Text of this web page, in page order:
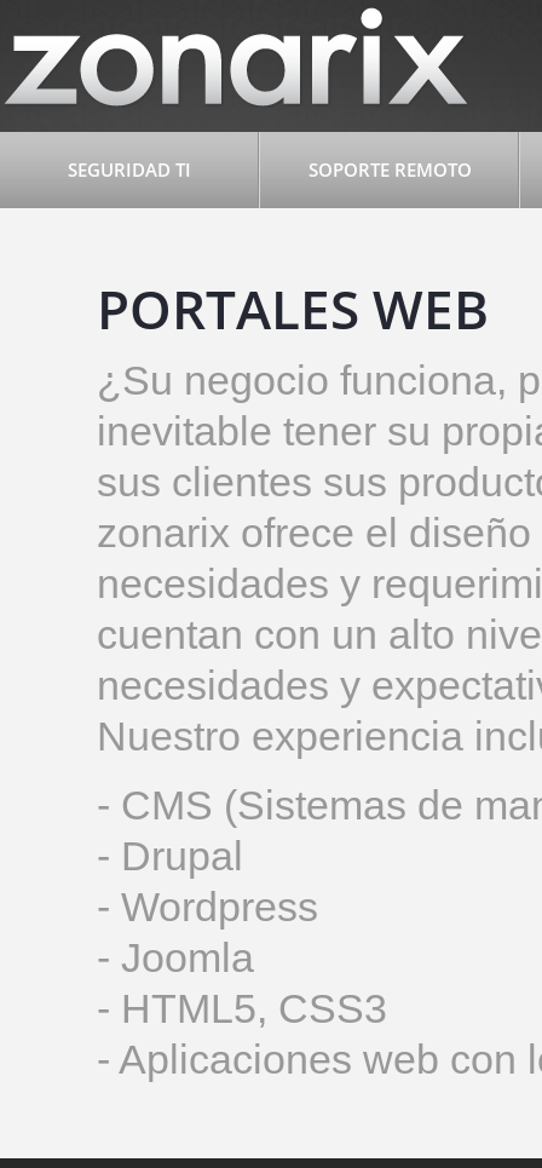
SEGURIDAD TI SOPORTE REMOTO
PORTALES WEB
¿Su negocio funciona,
inevitable tener su
sus clientes sus
zonarix ofrece el
necesidades y
cuentan con un alto
necesidades y
Nuestro experiencia
- CMS (Sistemas de
- Drupal
- Wordpress
- Joomla
- HTML5, CSS3
- Aplicaciones web con